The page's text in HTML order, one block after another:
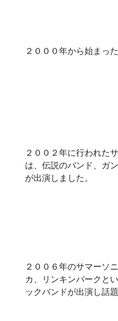
２０００年から始まった
２００２年に行われた
は、伝説のバンド、ガ
が出演しました。
２００６年のサマーソ
カ、リンキンパークと
ックバンドが出演し話